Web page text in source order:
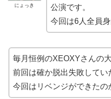
にょっき
公演です。
今回は6人全員
毎月恒例のXEOXYさんの
前回は確か脱出失敗して
今回はリベンジができたの